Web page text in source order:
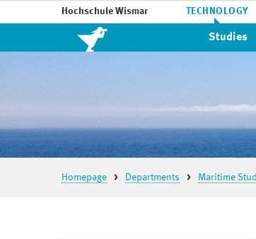
Hochschule Wismar TECHNOLOGY
Studies
Homepage Departments Maritime